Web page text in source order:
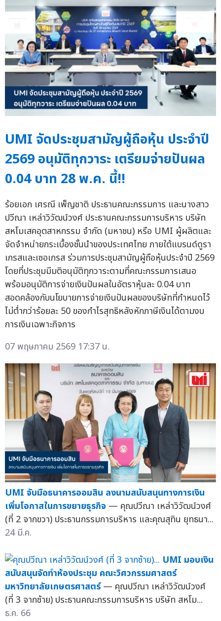
UMI จัดประชุมสามัญผู้ถือหุ้น ประจำปี
2569 อนุมัติทุกวาระ เตรียมจ่ายปันผล
0.04 บาท 28 พ.ค. นี้!!
ร้อยเอก เศรณี เพ็ญชาติ ประธานคณะกรรมการ และนางสาว
ปวีณา เหล่าวิวัฒน์วงศ์ ประธานคณะกรรมการบริหาร บริษัท
สหโมเสคอุตสาหกรรม จำกัด (มหาชน) หรือ UMI ผู้ผลิตและ
จัดจำหน่ายกระเบื้องชั้นนำของประเทศไทย ภายใต้แบรนด์ดูรา
เกรสและเซอเกรส ร่วมการประชุมสามัญผู้ถือหุ้นประจำปี 2569
โดยที่ประชุมมีมติอนุมัติทุกวาระตามที่คณะกรรมการเสนอ
พร้อมอนุมัติการจ่ายเงินปันผลในอัตราหุ้นละ 0.04 บาท
สอดคล้องกับนโยบายการจ่ายเงินปันผลของบริษัทที่กำหนดไว้
ไม่ต่ำกว่าร้อยละ 50 ของกำไรสุทธิหลังหักภาษีเงินได้ตามงบ
การเงินเฉพาะกิจการ
07 พฤษภาคม 2569 17:37 น.
UMI จับมือธนาคารออมสิน ลงนามสนับสนุนทางการเงิน
เพิ่มโอกาสในการขยายธุรกิจ — คุณปวีณา เหล่าวิวัฒน์วงศ์
(ที่ 2 จากขวา) ประธานกรรมการบริหาร และคุณสุทิน ยุทธนา...
24 มี.ค.
UMI มอบเงิน
สนับสนุนจัดทำห้องประชุม คณะวิศวกรรมศาสตร์
มหาวิทยาลัยเกษตรศาสตร์ — คุณปวีณา เหล่าวิวัฒน์วงศ์
(ที่ 3 จากซ้าย) ประธานคณะกรรมการบริหาร บริษัท สหโม...
ธ.ค. 66